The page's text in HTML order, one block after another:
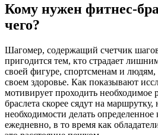
Кому нужен фитнес-
чего?
Шагомер, содержащий счетчик
пригодится тем, кто страдает
своей фигуре, спортсменам и людям,
своем здоровье. Как показывают
мотивирует проходить необходимое
браслета скорее сядут на маршрутку,
необходимости делать определенное
ежедневно, в то время как